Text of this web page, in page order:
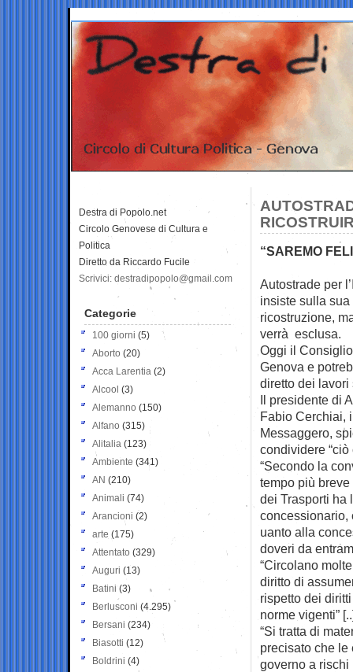
“SAREMO
Autostrade per
insiste sulla sua
ricostruzione,
verrà esclusa.
Oggi il
Genova e
diretto dei
Il presidente di
Fabio Cerchiai,
Messaggero,
condividere
“Secondo la
tempo più
dei Trasporti ha
concessionario,
uanto alla
doveri da
“Circolano
diritto di
rispetto dei
norme vigenti”
“Si tratta di
precisato che le
governo a rischi
Destra di Popolo.net
Circolo Genovese di Cultura e
Politica
Diretto da Riccardo Fucile
Scrivici: destradipopolo@gmail.com
Categorie
100 giorni (5)
Aborto (20)
Acca Larentia (2)
Alcool (3)
Alemanno (150)
Alfano (315)
Alitalia (123)
Ambiente (341)
AN (210)
Animali (74)
Arancioni (2)
arte (175)
Attentato (329)
Auguri (13)
Batini (3)
Berlusconi (4.295)
Bersani (234)
Biasotti (12)
Boldrini (4)